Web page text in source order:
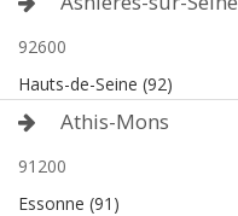
92600
Hauts-de-Seine (92)
Athis-Mons
91200
Essonne (91)